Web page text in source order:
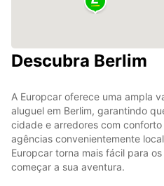
Descubra Berlim
A Europcar oferece uma ampla
aluguel em Berlim, garantindo
cidade e arredores com
agências convenientemente
Europcar torna mais fácil para
começar a sua aventura.